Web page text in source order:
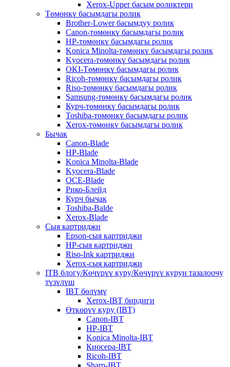
Xerox-Upper басым роликтери
Төмөнкү басымдагы ролик
Brother-Lower басымдуу ролик
Canon-төмөнкү басымдагы ролик
HP-төмөнкү басымдагы ролик
Konica Minolta-төмөнкү басымдагы ролик
Kyocera-төмөнкү басымдагы ролик
OKI-Төмөнкү басымдагы ролик
Ricoh-төмөнкү басымдагы ролик
Riso-төмөнкү басымдагы ролик
Samsung-төмөнкү басымдагы ролик
Курч-төмөнкү басымдагы ролик
Toshiba-төмөнкү басымдагы ролик
Xerox-төмөнкү басымдагы ролик
Бычак
Canon-Blade
HP-Blade
Konica Minolta-Blade
Kyocera-Blade
OCE-Blade
Рико-Блейд
Курч бычак
Toshiba-Balde
Xerox-Blade
Сыя картриджи
Epson-сыя картриджи
HP-сыя картриджи
Riso-Ink картриджи
Xerox-сыя картриджи
ITB блогу/Көчүрүү куру/Көчүрүү курун тазалоочу
түзүлүш
IBT бөлүмү
Xerox-IBT бирдиги
Өткөрүү куру (IBT)
Canon-IBT
HP-IBT
Konica Minolta-IBT
Киосера-IBT
Ricoh-IBT
Sharp-IBT